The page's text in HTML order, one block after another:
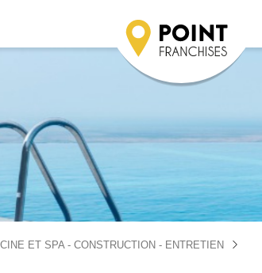
ET SPA - CONSTRUCTION - ENTRETIEN